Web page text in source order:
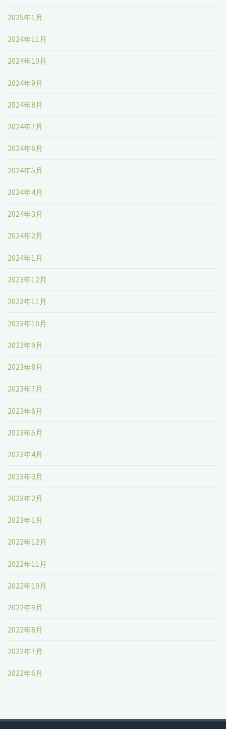
2025年1月
2024年11月
2024年10月
2024年9月
2024年8月
2024年7月
2024年6月
2024年5月
2024年4月
2024年3月
2024年2月
2024年1月
2023年12月
2023年11月
2023年10月
2023年9月
2023年8月
2023年7月
2023年6月
2023年5月
2023年4月
2023年3月
2023年2月
2023年1月
2022年12月
2022年11月
2022年10月
2022年9月
2022年8月
2022年7月
2022年6月